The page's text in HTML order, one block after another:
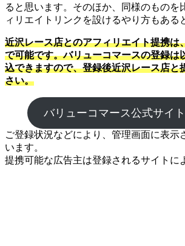
ると思います。そのほか、同様のものを
ィリエイトリンクを設けるやり方もある
近沢レース店とのアフィリエイト提携は
で可能です。バリューコマースの登録は
込できますので、登録後近沢レース店と
さい。
バリューコマース公式サイ
ご登録状況などにより、管理画面に表示
います。
提携可能な広告主は登録されるサイトに